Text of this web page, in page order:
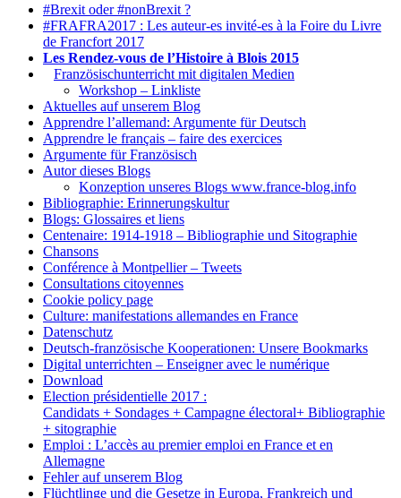
#Brexit oder #nonBrexit ?
#FRAFRA2017 : Les auteur-es invité-es à la Foire du Livre
de Francfort 2017
Les Rendez-vous de l’Histoire à Blois 2015
Französischunterricht mit digitalen Medien
Workshop – Linkliste
Aktuelles auf unserem Blog
Apprendre l’allemand: Argumente für Deutsch
Apprendre le français – faire des exercices
Argumente für Französisch
Autor dieses Blogs
Konzeption unseres Blogs www.france-blog.info
Bibliographie: Erinnerungskultur
Blogs: Glossaires et liens
Centenaire: 1914-1918 – Bibliographie und Sitographie
Chansons
Conférence à Montpellier – Tweets
Consultations citoyennes
Cookie policy page
Culture: manifestations allemandes en France
Datenschutz
Deutsch-französische Kooperationen: Unsere Bookmarks
Digital unterrichten – Enseigner avec le numérique
Download
Election présidentielle 2017 :
Candidats + Sondages + Campagne électoral+ Bibliographie
+ sitographie
Emploi : L’accès au premier emploi en France et en
Allemagne
Fehler auf unserem Blog
Flüchtlinge und die Gesetze in Europa, Frankreich und